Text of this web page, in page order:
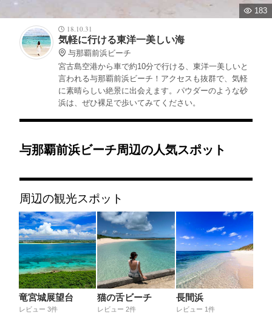
183
18.10.31
気軽に行ける東洋一美しい海
与那覇前浜ビーチ
宮古島空港から車で約10分で行ける、東洋一美しいと
言われる与那覇前浜ビーチ！アクセスも抜群で、気軽
に素晴らしい絶景に出会えます。パウダーのような砂
浜は、ぜひ裸足で歩いてみてください。
与那覇前浜ビーチ周辺の人気スポット
周辺の観光スポット
竜宮城展望台
レビュー 3件
猫の舌ビーチ
レビュー 2件
長間浜
レビュー 1件